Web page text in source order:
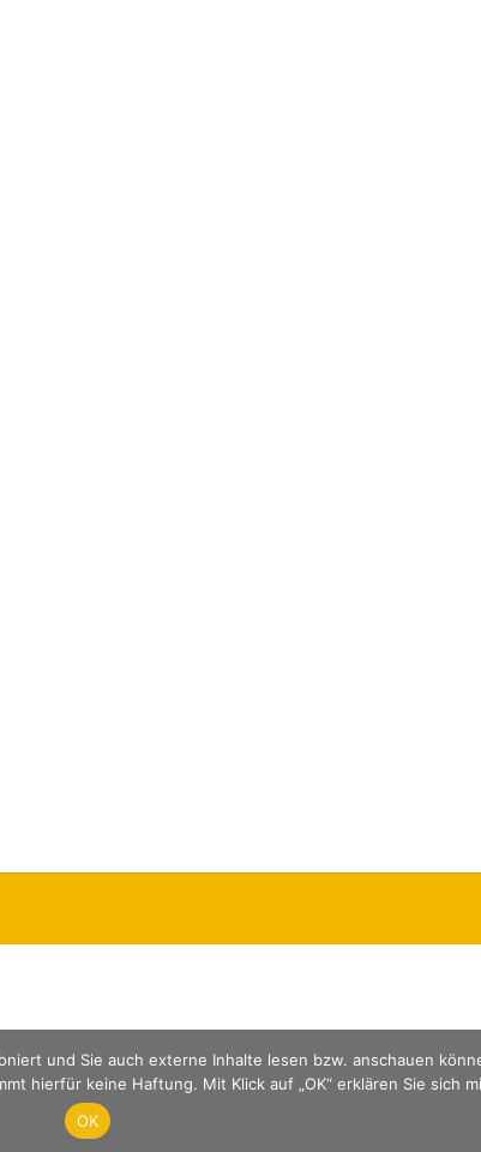
und Sie auch externe Inhalte lesen bzw. anschauen
hierfür keine Haftung. Mit Klick auf „OK“ erklären Sie sich
OK